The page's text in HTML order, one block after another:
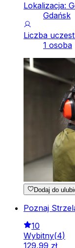
Lokalizacja:
Gdańsk
Liczba
1 osoba
Dodaj do
Poznaj
10
Wybitny(4)
129,99 zł